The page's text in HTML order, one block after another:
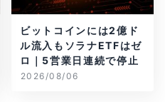
ビットコインには2億ド
ル流入もソラナETFはゼ
ロ｜5営業日連続で停止
2026/08/06